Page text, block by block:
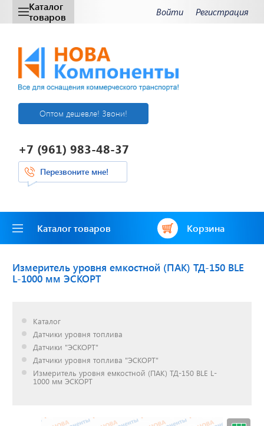
Каталог
товаров
Войти Регистрация
Оптом дешевле! Звони!
+7 (961) 983-48-37
Перезвоните мне!
Каталог товаров Корзина
Измеритель уровня емкостной (ПАК) ТД-150 BLE
L-1000 мм ЭСКОРТ
Каталог
Датчики уровня топлива
Датчики "ЭСКОРТ"
Датчики уровня топлива "ЭСКОРТ"
Измеритель уровня емкостной (ПАК) ТД-150 BLE L-
1000 мм ЭСКОРТ